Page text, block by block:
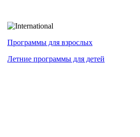
Программы для взрослых
Летние программы для детей